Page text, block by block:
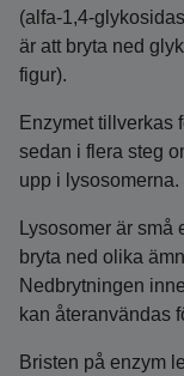
(alfa-1,4-
är att bryta ned
figur).
Enzymet tillverkas
sedan i flera steg
upp i lysosomerna.
Lysosomer är
bryta ned olika
Nedbrytningen
kan återanvändas
Bristen på enzym